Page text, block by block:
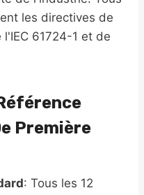
les directives de
61724-1 et de
Première
: Tous les 12